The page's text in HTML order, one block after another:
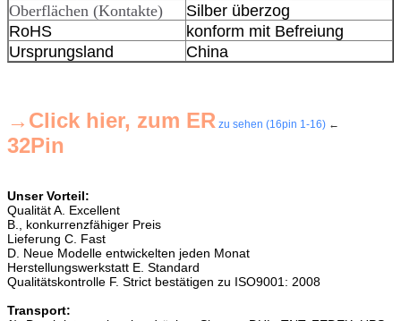
Oberflächen (Kontakte)
Silber überzog
RoHS
konform mit Befreiung
Ursprungsland
China
→Click hier, zum ER zu sehen (16pin 1-16) ←
32Pin
Unser Vorteil:
Qualität A. Excellent
B., konkurrenzfähiger Preis
Lieferung C. Fast
D. Neue Modelle entwickelten jeden Monat
Herstellungswerkstatt E. Standard
Qualitätskontrolle F. Strict bestätigen zu ISO9001: 2008
Transport: